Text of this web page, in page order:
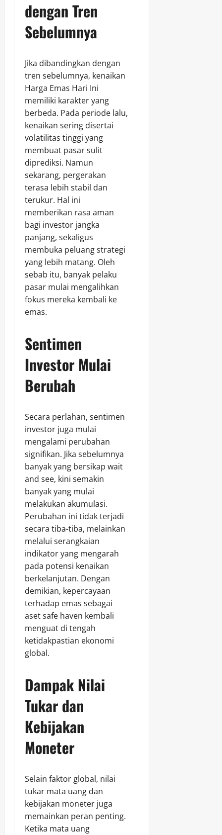
dengan Tren
Sebelumnya
Jika dibandingkan dengan
tren sebelumnya, kenaikan
Harga Emas Hari Ini
memiliki karakter yang
berbeda. Pada periode lalu,
kenaikan sering disertai
volatilitas tinggi yang
membuat pasar sulit
diprediksi. Namun
sekarang, pergerakan
terasa lebih stabil dan
terukur. Hal ini
memberikan rasa aman
bagi investor jangka
panjang, sekaligus
membuka peluang strategi
yang lebih matang. Oleh
sebab itu, banyak pelaku
pasar mulai mengalihkan
fokus mereka kembali ke
emas.
Sentimen
Investor Mulai
Berubah
Secara perlahan, sentimen
investor juga mulai
mengalami perubahan
signifikan. Jika sebelumnya
banyak yang bersikap wait
and see, kini semakin
banyak yang mulai
melakukan akumulasi.
Perubahan ini tidak terjadi
secara tiba-tiba, melainkan
melalui serangkaian
indikator yang mengarah
pada potensi kenaikan
berkelanjutan. Dengan
demikian, kepercayaan
terhadap emas sebagai
aset safe haven kembali
menguat di tengah
ketidakpastian ekonomi
global.
Dampak Nilai
Tukar dan
Kebijakan
Moneter
Selain faktor global, nilai
tukar mata uang dan
kebijakan moneter juga
memainkan peran penting.
Ketika mata uang